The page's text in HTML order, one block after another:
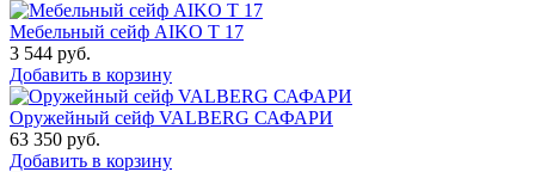
Мебельный сейф AIKO Т 17
3 544 руб.
Добавить в корзину
Оружейный сейф VALBERG САФАРИ
63 350 руб.
Добавить в корзину